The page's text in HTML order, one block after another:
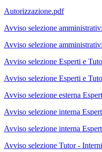
Autorizzazione.pdf
Avviso selezione
Avviso selezione
Avviso selezione Esperti e
Avviso selezione Esperti e
Avviso selezione esterna
Avviso selezione interna
Avviso selezione interna
Avviso selezione Tutor -